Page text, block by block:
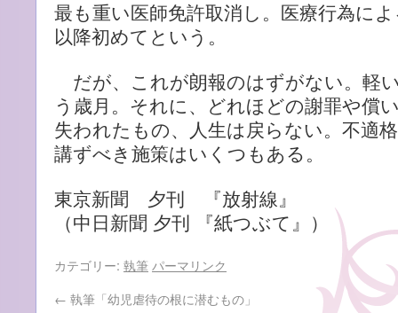
最も重い医師免許取消し。医療行為に
以降初めてという。
だが、これが朗報のはずがない。軽
う歳月。それに、どれほどの謝罪や償
失われたもの、人生は戻らない。不適
講ずべき施策はいくつもある。
東京新聞 夕刊 『放射線』
（中日新聞 夕刊 『紙つぶて』）
カテゴリー: 執筆 パーマリンク
← 執筆「幼児虐待の根に潜むもの」